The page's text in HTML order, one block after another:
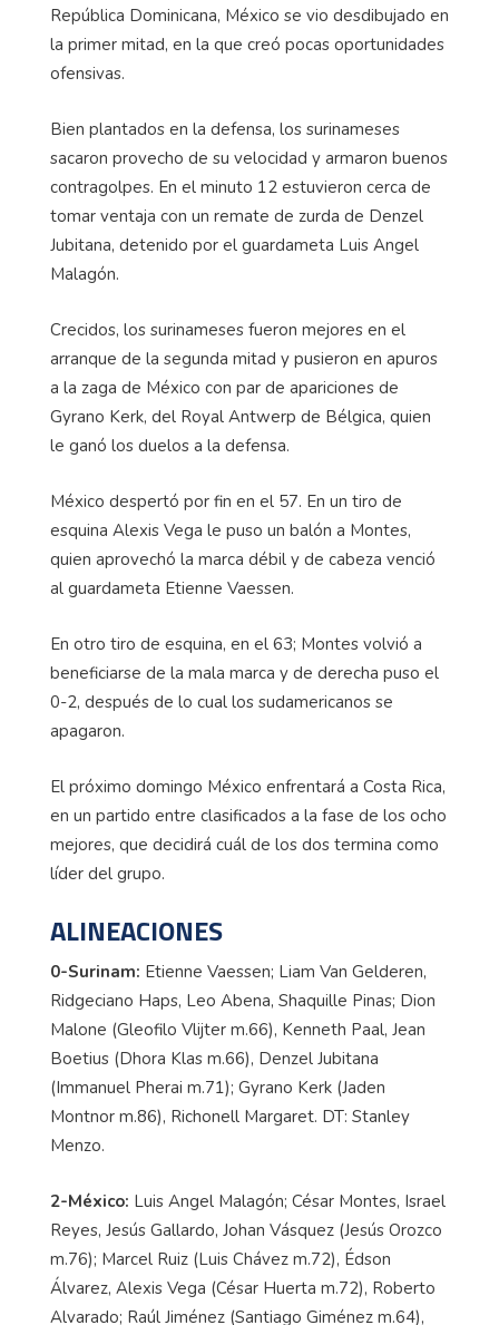
República Dominicana, México se vio desdibujado en
la primer mitad, en la que creó pocas oportunidades
ofensivas.
Bien plantados en la defensa, los surinameses
sacaron provecho de su velocidad y armaron buenos
contragolpes. En el minuto 12 estuvieron cerca de
tomar ventaja con un remate de zurda de Denzel
Jubitana, detenido por el guardameta Luis Angel
Malagón.
Crecidos, los surinameses fueron mejores en el
arranque de la segunda mitad y pusieron en apuros
a la zaga de México con par de apariciones de
Gyrano Kerk, del Royal Antwerp de Bélgica, quien
le ganó los duelos a la defensa.
México despertó por fin en el 57. En un tiro de
esquina Alexis Vega le puso un balón a Montes,
quien aprovechó la marca débil y de cabeza venció
al guardameta Etienne Vaessen.
En otro tiro de esquina, en el 63; Montes volvió a
beneficiarse de la mala marca y de derecha puso el
0-2, después de lo cual los sudamericanos se
apagaron.
El próximo domingo México enfrentará a Costa Rica,
en un partido entre clasificados a la fase de los ocho
mejores, que decidirá cuál de los dos termina como
líder del grupo.
ALINEACIONES
0-Surinam: Etienne Vaessen; Liam Van Gelderen,
Ridgeciano Haps, Leo Abena, Shaquille Pinas; Dion
Malone (Gleofilo Vlijter m.66), Kenneth Paal, Jean
Boetius (Dhora Klas m.66), Denzel Jubitana
(Immanuel Pherai m.71); Gyrano Kerk (Jaden
Montnor m.86), Richonell Margaret. DT: Stanley
Menzo.
2-México: Luis Angel Malagón; César Montes, Israel
Reyes, Jesús Gallardo, Johan Vásquez (Jesús Orozco
m.76); Marcel Ruiz (Luis Chávez m.72), Édson
Álvarez, Alexis Vega (César Huerta m.72), Roberto
Alvarado; Raúl Jiménez (Santiago Giménez m.64),